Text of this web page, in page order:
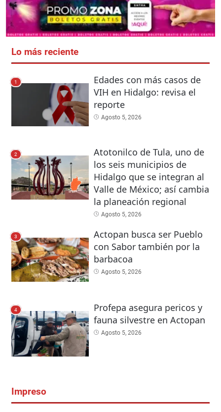
Lo más reciente
1
Edades con más casos de
VIH en Hidalgo: revisa el
reporte
Agosto 5, 2026
2
Atotonilco de Tula, uno de
los seis municipios de
Hidalgo que se integran al
Valle de México; así cambia
la planeación regional
Agosto 5, 2026
3
Actopan busca ser Pueblo
con Sabor también por la
barbacoa
Agosto 5, 2026
4
Profepa asegura pericos y
fauna silvestre en Actopan
Agosto 5, 2026
Impreso